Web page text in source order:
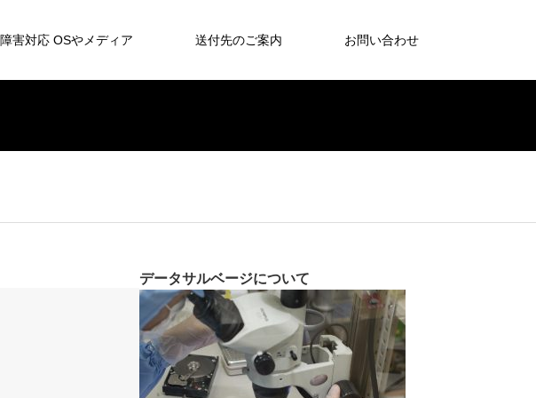
障害対応 OSやメディア 送付先のご案内 お問い合わせ
データサルベージについて